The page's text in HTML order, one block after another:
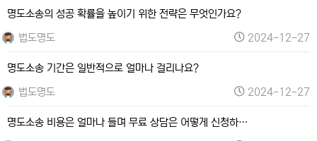
명도소송의 성공 확률을 높이기 위한 전략은 무엇인가요?
법도명도
2024-12-27
명도소송 기간은 일반적으로 얼마나 걸리나요?
법도명도
2024-12-27
명도소송 비용은 얼마나 들며 무료 상담은 어떻게 신청하…